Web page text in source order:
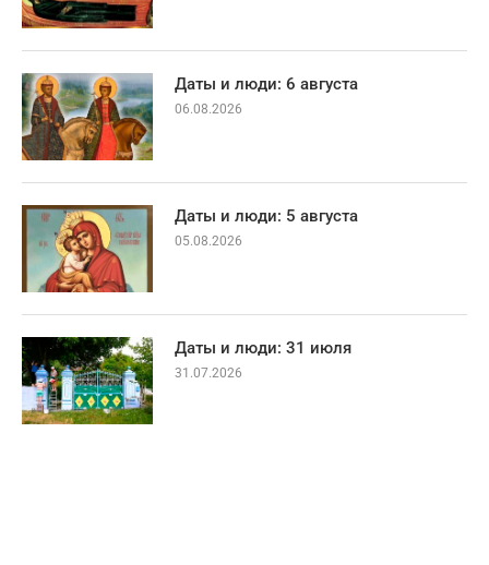
Даты и люди: 6 августа
06.08.2026
Даты и люди: 5 августа
05.08.2026
Даты и люди: 31 июля
31.07.2026